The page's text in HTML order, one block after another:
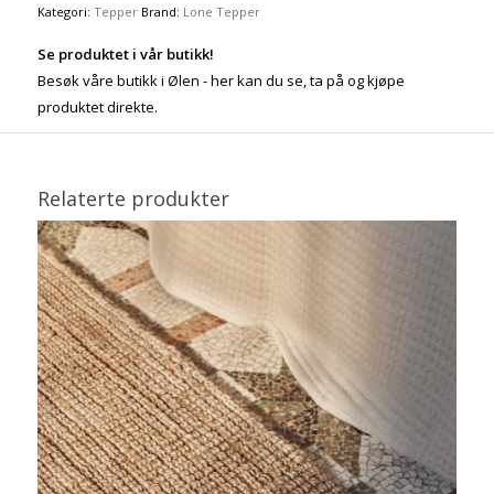
Kategori: Tepper Brand: Lone Tepper
Se produktet i vår butikk!
Besøk våre butikk i Ølen - her kan du se, ta på og kjøpe
produktet direkte.
Relaterte produkter